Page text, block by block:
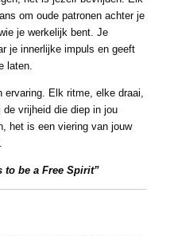
om oude patronen achter je
je werkelijk bent. Je
je innerlijke impuls en geeft
laten.
Elk ritme, elke draai,
vrijheid die diep in jou
het is een viering van jouw
to be a Free Spirit”